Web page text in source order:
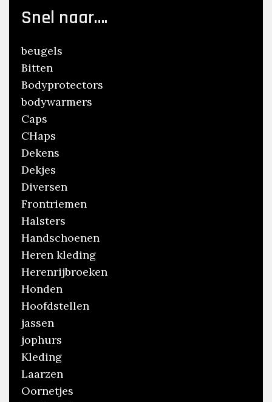
Snel naar….
beugels
Bitten
Bodyprotectors
bodywarmers
Caps
CHaps
Dekens
Dekjes
Diversen
Frontriemen
Halsters
Handschoenen
Heren kleding
Herenrijbroeken
Honden
Hoofdstellen
jassen
jophurs
Kleding
Laarzen
Oornetjes